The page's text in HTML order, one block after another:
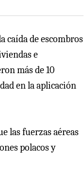
caída de escombros
e
más de 10
en la aplicación
las fuerzas aéreas
polacos y